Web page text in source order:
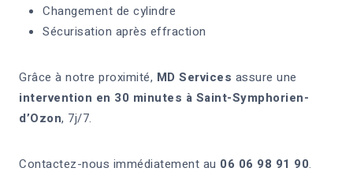
Changement de cylindre
Sécurisation après effraction
Grâce à notre proximité, MD Services assure une
intervention en 30 minutes à Saint-Symphorien-
d’Ozon, 7j/7.
Contactez-nous immédiatement au 06 06 98 91 90.